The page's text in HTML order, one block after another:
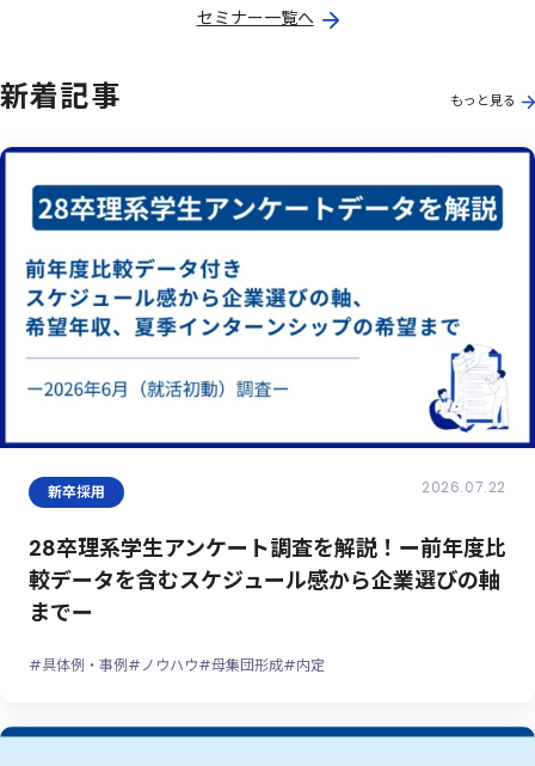
セミナー一覧へ
新着記事 もっと見る
新卒採用 2026.07.22
28卒理系学生アンケート調査を解説！ー前年度比
較データを含むスケジュール感から企業選びの軸
までー
#具体例・事例#ノウハウ#母集団形成#内定